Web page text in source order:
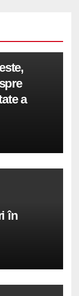
a
în